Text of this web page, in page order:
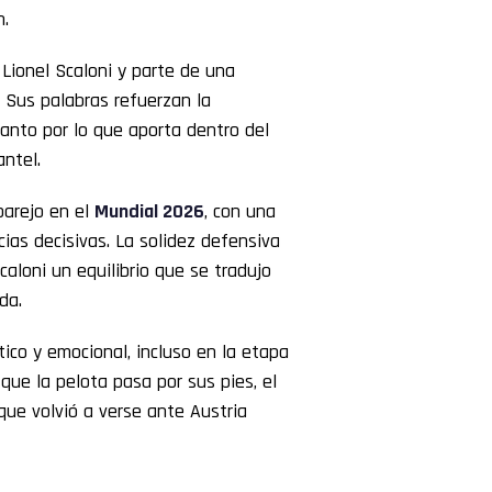
Scaloni y parte de una
palabras refuerzan la
por lo que aporta dentro del
en el Mundial 2026, con una
decisivas. La solidez defensiva
un equilibrio que se tradujo
y emocional, incluso en la etapa
la pelota pasa por sus pies, el
volvió a verse ante Austria